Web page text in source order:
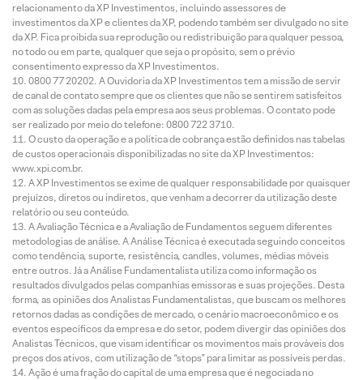
relacionamento da XP Investimentos, incluindo assessores de
investimentos da XP e clientes da XP, podendo também ser divulgado no site
da XP. Fica proibida sua reprodução ou redistribuição para qualquer pessoa,
no todo ou em parte, qualquer que seja o propósito, sem o prévio
consentimento expresso da XP Investimentos.
0800 77 20202. A Ouvidoria da XP Investimentos tem a missão de servir
de canal de contato sempre que os clientes que não se sentirem satisfeitos
com as soluções dadas pela empresa aos seus problemas. O contato pode
ser realizado por meio do telefone: 0800 722 3710.
O custo da operação e a política de cobrança estão definidos nas tabelas
de custos operacionais disponibilizadas no site da XP Investimentos:
www.xpi.com.br.
A XP Investimentos se exime de qualquer responsabilidade por quaisquer
prejuízos, diretos ou indiretos, que venham a decorrer da utilização deste
relatório ou seu conteúdo.
A Avaliação Técnica e a Avaliação de Fundamentos seguem diferentes
metodologias de análise. A Análise Técnica é executada seguindo conceitos
como tendência, suporte, resistência, candles, volumes, médias móveis
entre outros. Já a Análise Fundamentalista utiliza como informação os
resultados divulgados pelas companhias emissoras e suas projeções. Desta
forma, as opiniões dos Analistas Fundamentalistas, que buscam os melhores
retornos dadas as condições de mercado, o cenário macroeconômico e os
eventos específicos da empresa e do setor, podem divergir das opiniões dos
Analistas Técnicos, que visam identificar os movimentos mais prováveis dos
preços dos ativos, com utilização de “stops” para limitar as possíveis perdas.
Ação é uma fração do capital de uma empresa que é negociada no